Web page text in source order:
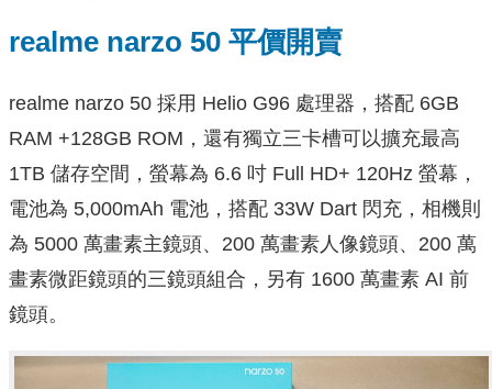
realme narzo 50 平價開賣
realme narzo 50 採用 Helio G96 處理器，搭配 6GB
RAM +128GB ROM，還有獨立三卡槽可以擴充最高
1TB 儲存空間，螢幕為 6.6 吋 Full HD+ 120Hz 螢幕，
電池為 5,000mAh 電池，搭配 33W Dart 閃充，相機則
為 5000 萬畫素主鏡頭、200 萬畫素人像鏡頭、200 萬
畫素微距鏡頭的三鏡頭組合，另有 1600 萬畫素 AI 前
鏡頭。